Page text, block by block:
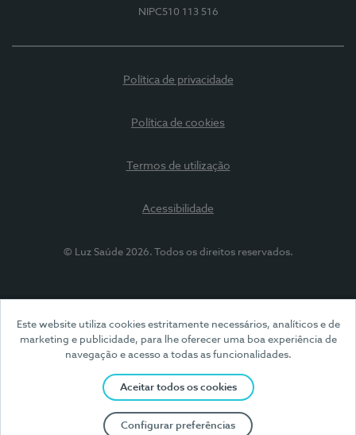
Este website utiliza cookies estritamente necessários, analíticos e de
marketing e publicidade, para lhe oferecer uma boa experiência de
navegação e acesso a todas as funcionalidades.
Aceitar todos os cookies
Configurar preferências
NIPC510 113 516
Política de privacidade
Política de cookies
Termos de utilização
Acessibilidade
© Luz Saúde 2026. Todos os direitos reservados.